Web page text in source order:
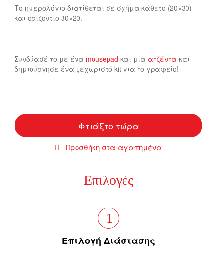
Το ημερολόγιο διατίθεται σε σχήμα κάθετο (20×30)
και οριζόντιο 30×20.
Συνδύασέ το με ένα mousepad και μία ατζέντα και
δημιούργησε ένα ξεχωριστό kit για το γραφείο!
Φτιάξτο τώρα
Προσθήκη στα αγαπημένα
Επιλογές
1
Επιλογή Διάστασης